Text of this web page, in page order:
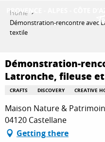
contenu
THINGS TO
PLAN YOUR
Home
Démonstration-rencontre avec
textile
Démonstration-
Latronche, fileuse
CRAFTS DISCOVERY CREATIVE
Maison Nature &
04120 Castellane
Getting there